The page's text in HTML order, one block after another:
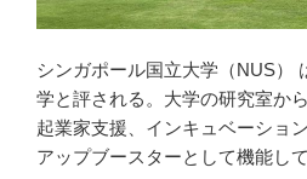
シンガポール国立大学（NUS）
学と評される。大学の研究室か
起業家支援、インキュベーショ
アップブースターとして機能して